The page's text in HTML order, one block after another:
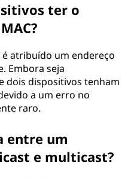
ter o
é atribuído um endereço
Embora seja
dois dispositivos tenham
a um erro no
raro.
entre um
e multicast?